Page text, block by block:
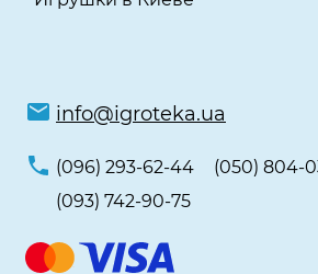
info@igroteka.ua
(096) 293-62-44
(050) 804-
(093) 742-90-75